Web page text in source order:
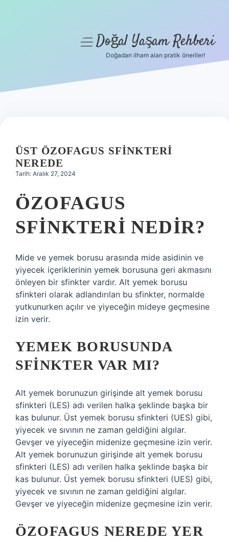
Hakkımızda
menüyüDoğal Yaşam Rehberi
Doğadan ilham alan pratik öneriler!
ÜST ÖZOFAGUS SFINKTERI
NEREDE
Tarih: Aralık 27, 2024
ÖZOFAGUS
SFINKTERI NEDIR?
Mide ve yemek borusu arasında mide asidinin ve
yiyecek içeriklerinin yemek borusuna geri akmasını
önleyen bir sfinkter vardır. Alt yemek borusu
sfinkteri olarak adlandırılan bu sfinkter, normalde
yutkunurken açılır ve yiyeceğin mideye geçmesine
izin verir.
YEMEK BORUSUNDA
SFINKTER VAR MI?
Alt yemek borunuzun girişinde alt yemek borusu
sfinkteri (LES) adı verilen halka şeklinde başka bir
kas bulunur. Üst yemek borusu sfinkteri (UES) gibi,
yiyecek ve sıvının ne zaman geldiğini algılar.
Gevşer ve yiyeceğin midenize geçmesine izin verir.
Alt yemek borunuzun girişinde alt yemek borusu
sfinkteri (LES) adı verilen halka şeklinde başka bir
kas bulunur. Üst yemek borusu sfinkteri (UES) gibi,
yiyecek ve sıvının ne zaman geldiğini algılar.
Gevşer ve yiyeceğin midenize geçmesine izin verir.
ÖZOFAGUS NEREDE YER